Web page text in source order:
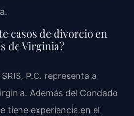
casos de divorcio en
de Virginia?
P.C. representa a
Además del Condado
tiene experiencia en el